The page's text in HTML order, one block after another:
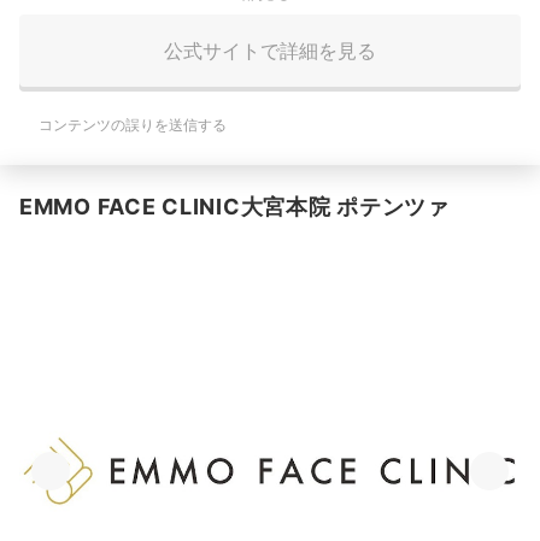
公式サイトで詳細を見る
コンテンツの誤りを送信する
EMMO FACE CLINIC大宮本院 ポテンツァ